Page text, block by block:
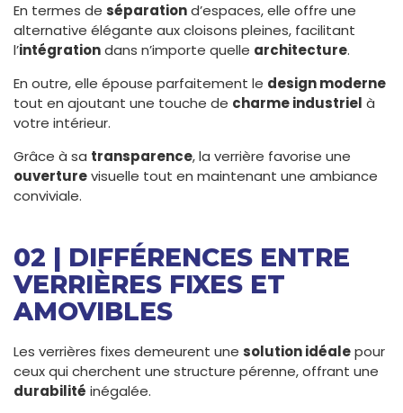
En termes de séparationd’espaces, elle offre une
alternative élégante aux cloisons pleines, facilitant
l’intégrationdans n’importe quelle architecture.
En outre, elle épouse parfaitement le design moderne
tout en ajoutant une touche de charme industriel à
votre intérieur.
Grâce à sa transparence, la verrière favorise une
ouverturevisuelle tout en maintenant une ambiance
conviviale.
02 | DIFFÉRENCES ENTRE
VERRIÈRES FIXES ET
AMOVIBLES
Les verrières fixes demeurent une solution idéalepour
ceux qui cherchent une structure pérenne, offrant une
durabilité inégalée.